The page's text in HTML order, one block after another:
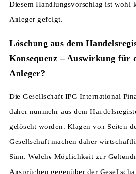
Diesem Handlungsvorschlag ist wohl
Anleger gefolgt.
Löschung aus dem
Konsequenz – Auswirkung für
Anleger?
Die Gesellschaft IFG International
daher nunmehr aus dem
gelöscht worden. Klagen von Seiten
Gesellschaft machen daher
Sinn. Welche Möglichkeit zur
Ansprüchen gegenüber der